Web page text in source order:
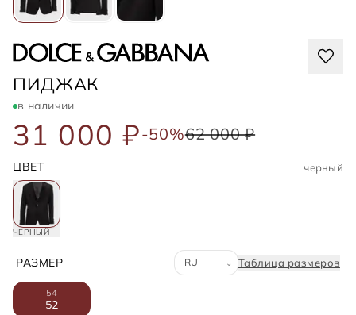
DOLCE&GABBANA
ПИДЖАК
в наличии
31 000 ₽-50%62 000 ₽
ЦВЕТ черный
ЧЕРНЫЙ
РАЗМЕР Система размеров
⌄ Таблица размеров
54
52